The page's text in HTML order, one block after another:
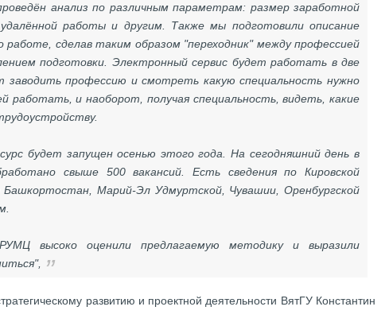
анализ по различным параметрам: размер заработной
работы и другим. Также мы подготовили описание
работе, сделав таким образом "переходник" между профессией
подготовки. Электронный сервис будет работать в две
профессию и смотреть какую специальность нужно
работать, и наоборот, получая специальность, видеть, какие
будет запущен осенью этого года. На сегодняшний день в
свыше 500 вакансий. Есть сведения по Кировской
Башкортостан, Марий-Эл Удмуртской, Чувашии, Оренбургской
высоко оценили предлагаемую методику и выразили
развитию и проектной деятельности ВятГУ Константин